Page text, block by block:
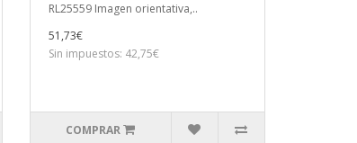
RL25559 Imagen orientativa,..
51,73€
Sin impuestos: 42,75€
COMPRAR